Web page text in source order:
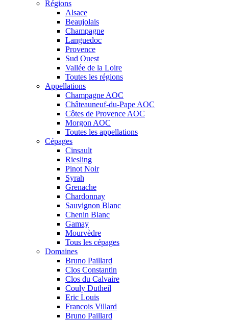
Régions
Alsace
Beaujolais
Champagne
Languedoc
Provence
Sud Ouest
Vallée de la Loire
Toutes les régions
Appellations
Champagne AOC
Châteauneuf-du-Pape AOC
Côtes de Provence AOC
Morgon AOC
Toutes les appellations
Cépages
Cinsault
Riesling
Pinot Noir
Syrah
Grenache
Chardonnay
Sauvignon Blanc
Chenin Blanc
Gamay
Mourvèdre
Tous les cépages
Domaines
Bruno Paillard
Clos Constantin
Clos du Calvaire
Couly Dutheil
Eric Louis
Francois Villard
Bruno Paillard